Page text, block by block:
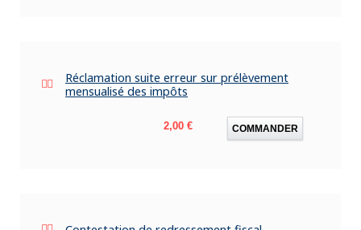
Réclamation suite erreur sur prélèvement
mensualisé des impôts
Prix
2,00 € COMMANDER